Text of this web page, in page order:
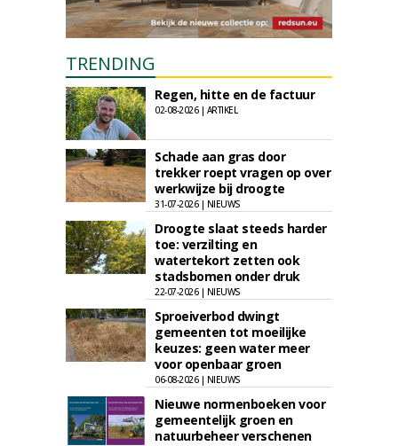
TRENDING
Regen, hitte en de factuur
02-08-2026 | ARTIKEL
Schade aan gras door
trekker roept vragen op over
werkwijze bij droogte
31-07-2026 | NIEUWS
Droogte slaat steeds harder
toe: verzilting en
watertekort zetten ook
stadsbomen onder druk
22-07-2026 | NIEUWS
Sproeiverbod dwingt
gemeenten tot moeilijke
keuzes: geen water meer
voor openbaar groen
06-08-2026 | NIEUWS
Nieuwe normenboeken voor
gemeentelijk groen en
natuurbeheer verschenen